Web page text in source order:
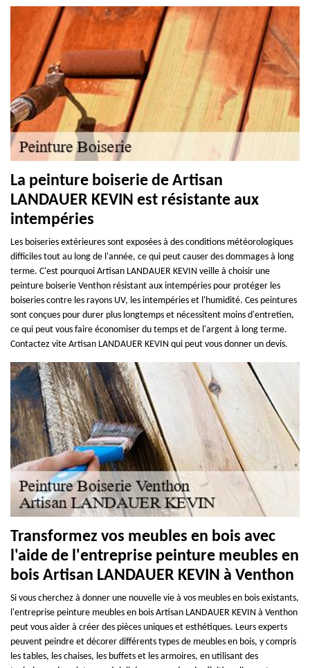
La peinture boiserie de Artisan
LANDAUER KEVIN est résistante aux
intempéries
Les boiseries extérieures sont exposées à des conditions météorologiques
difficiles tout au long de l'année, ce qui peut causer des dommages à long
terme. C'est pourquoi Artisan LANDAUER KEVIN veille à choisir une
peinture boiserie Venthon résistant aux intempéries pour protéger les
boiseries contre les rayons UV, les intempéries et l'humidité. Ces peintures
sont conçues pour durer plus longtemps et nécessitent moins d'entretien,
ce qui peut vous faire économiser du temps et de l'argent à long terme.
Contactez vite Artisan LANDAUER KEVIN qui peut vous donner un devis.
Transformez vos meubles en bois avec
l'aide de l'entreprise peinture meubles en
bois Artisan LANDAUER KEVIN à Venthon
Si vous cherchez à donner une nouvelle vie à vos meubles en bois existants,
l'entreprise peinture meubles en bois Artisan LANDAUER KEVIN à Venthon
peut vous aider à créer des pièces uniques et esthétiques. Leurs experts
peuvent peindre et décorer différents types de meubles en bois, y compris
les tables, les chaises, les buffets et les armoires, en utilisant des